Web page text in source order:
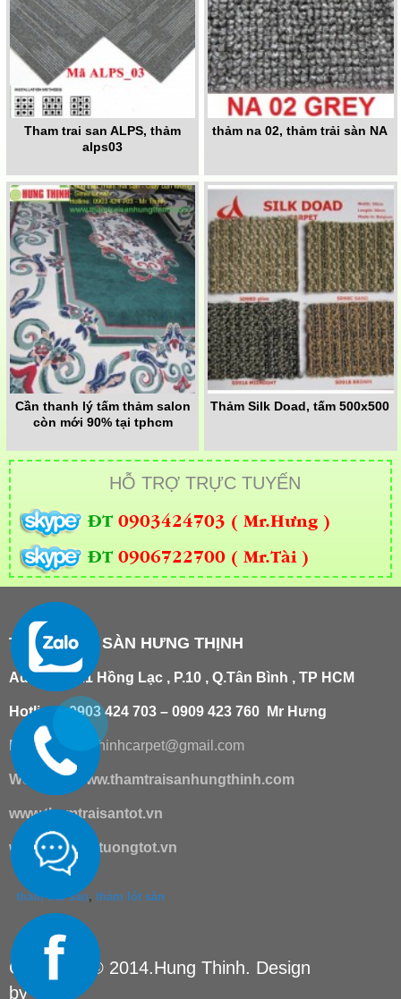
Tham trai san ALPS, thảm
alps03
thảm na 02, thảm trải sàn NA
Cần thanh lý tấm thảm salon
còn mới 90% tại tphcm
Thảm Silk Doad, tấm 500x500
HỖ TRỢ TRỰC TUYẾN
ĐT 0903424703 ( Mr.Hưng )
ĐT 0906722700 ( Mr.Tài )
THẢM TRẢI SÀN HƯNG THỊNH
Add : 181/21 Hồng Lạc , P.10 , Q.Tân Bình , TP HCM
Hotline : 0903 424 703 – 0909 423 760 Mr Hưng
Email : hungthinhcarpet@gmail.com
Website: www.thamtraisanhungthinh.com
www.thamtraisantot.vn
www.giaydantuongtot.vn
thảm trải sàn, thảm lót sàn
Copyright © 2014.Hung Thinh. Design
byTSM